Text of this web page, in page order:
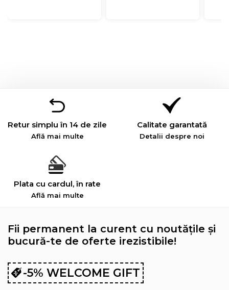
Retur simplu în 14 de zile
Află mai multe
Calitate garantată
Detalii despre noi
Plata cu cardul, în rate
Află mai multe
Fii permanent la curent cu noutățile și
bucură-te de oferte irezistibile!
-5% WELCOME GIFT